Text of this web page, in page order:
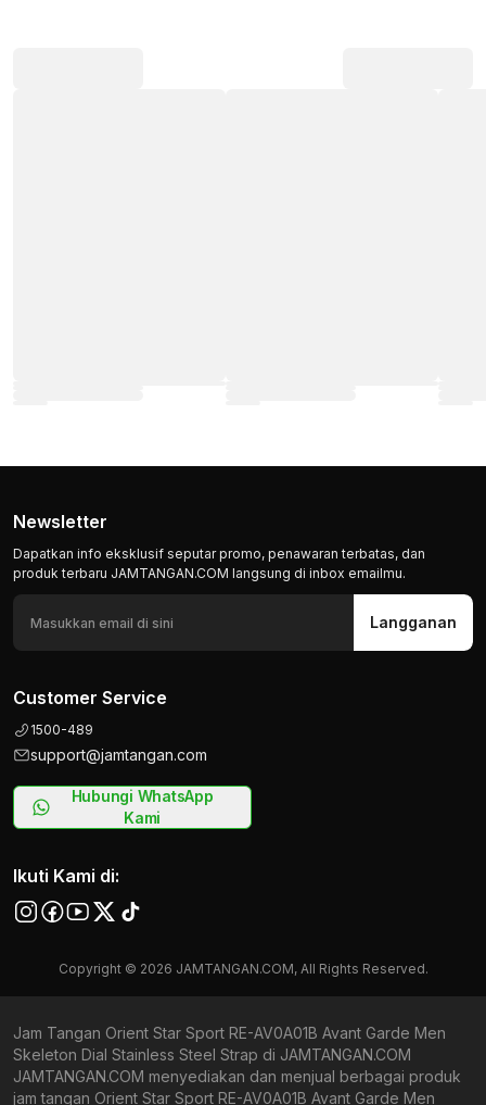
Newsletter
Dapatkan info eksklusif seputar promo, penawaran terbatas, dan
produk terbaru JAMTANGAN.COM langsung di inbox emailmu.
Langganan
Customer Service
1500-489
support@jamtangan.com
Hubungi WhatsApp
Kami
Ikuti Kami di:
Copyright © 2026 JAMTANGAN.COM, All Rights Reserved.
Jam Tangan Orient Star Sport RE-AV0A01B Avant Garde Men
Skeleton Dial Stainless Steel Strap di JAMTANGAN.COM
JAMTANGAN.COM menyediakan dan menjual berbagai produk
jam tangan Orient Star Sport RE-AV0A01B Avant Garde Men